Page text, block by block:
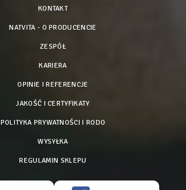
KONTAKT
NATVITA - O PRODUCENCIE
ZESPÓŁ
KARIERA
OPINIE I REFERENCJE
JAKOŚĆ I CERTYFIKATY
POLITYKA PRYWATNOŚCI I RODO
WYSYŁKA
REGULAMIN SKLEPU